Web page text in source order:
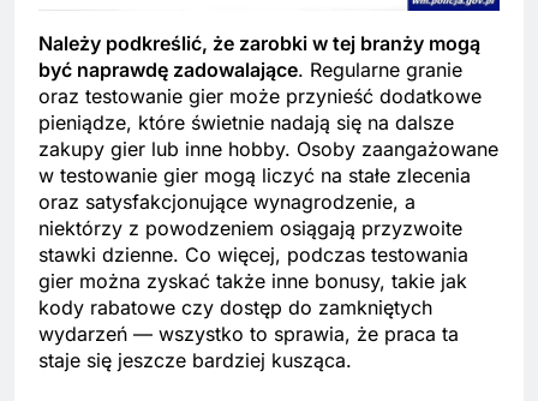
Należy podkreślić, że zarobki w tej branży mogą
być naprawdę zadowalające. Regularne granie
oraz testowanie gier może przynieść dodatkowe
pieniądze, które świetnie nadają się na dalsze
zakupy gier lub inne hobby. Osoby zaangażowane
w testowanie gier mogą liczyć na stałe zlecenia
oraz satysfakcjonujące wynagrodzenie, a
niektórzy z powodzeniem osiągają przyzwoite
stawki dzienne. Co więcej, podczas testowania
gier można zyskać także inne bonusy, takie jak
kody rabatowe czy dostęp do zamkniętych
wydarzeń — wszystko to sprawia, że praca ta
staje się jeszcze bardziej kusząca.